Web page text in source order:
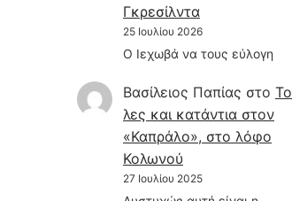
Γκρεσίλντα
25 Ιουλίου 2026
Ο Ιεχωβά να τους εύλογη
Βασίλειος Παπίας στο Το
λες και κατάντια στον
«Καπράλο», στο λόφο
Κολωνού
27 Ιουλίου 2025